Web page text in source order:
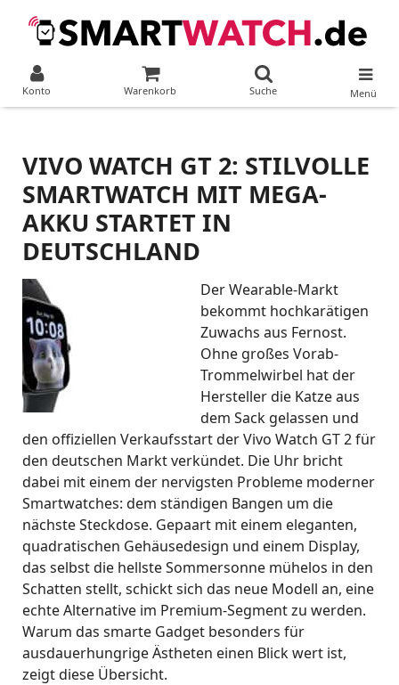
Konto Warenkorb Suche Menü
VIVO WATCH GT 2: STILVOLLE
SMARTWATCH MIT MEGA-
AKKU STARTET IN
DEUTSCHLAND
Der Wearable-Markt
bekommt hochkarätigen
Zuwachs aus Fernost.
Ohne großes Vorab-
Trommelwirbel hat der
Hersteller die Katze aus
dem Sack gelassen und
den offiziellen Verkaufsstart der Vivo Watch GT 2 für
den deutschen Markt verkündet. Die Uhr bricht
dabei mit einem der nervigsten Probleme moderner
Smartwatches: dem ständigen Bangen um die
nächste Steckdose. Gepaart mit einem eleganten,
quadratischen Gehäusedesign und einem Display,
das selbst die hellste Sommersonne mühelos in den
Schatten stellt, schickt sich das neue Modell an, eine
echte Alternative im Premium-Segment zu werden.
Warum das smarte Gadget besonders für
ausdauerhungrige Ästheten einen Blick wert ist,
zeigt diese Übersicht.